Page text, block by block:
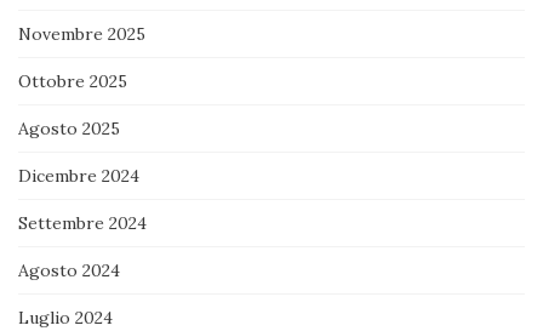
Novembre 2025
Ottobre 2025
Agosto 2025
Dicembre 2024
Settembre 2024
Agosto 2024
Luglio 2024